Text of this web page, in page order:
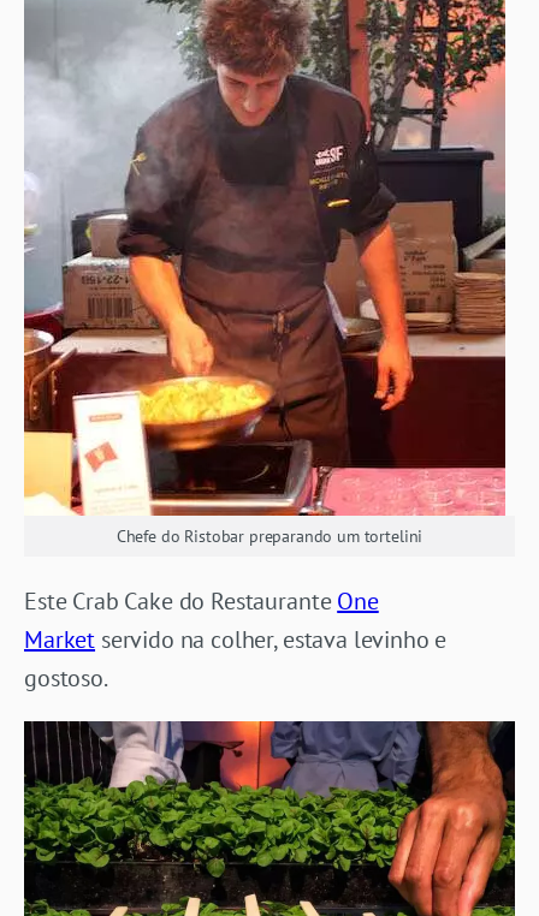
Chefe do Ristobar preparando um tortelini
Este Crab Cake do RestauranteOne
Market servido na colher, estava levinho e
gostoso.